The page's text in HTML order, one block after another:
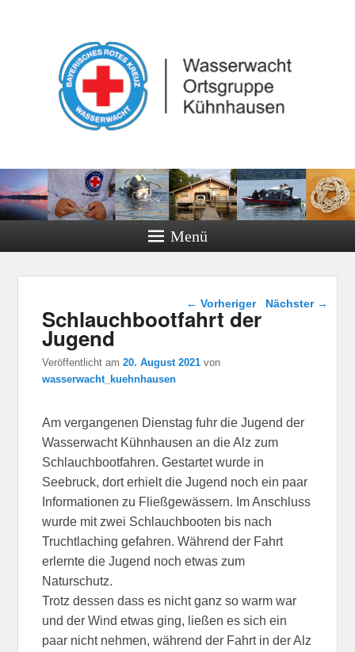
Menü
Beitragsnavigation
← Vorheriger Nächster →
Schlauchbootfahrt der
Jugend
Veröffentlicht am20. August 2021 von
wasserwacht_kuehnhausen
Am vergangenen Dienstag fuhr die Jugend der
Wasserwacht Kühnhausen an die Alz zum
Schlauchbootfahren. Gestartet wurde in
Seebruck, dort erhielt die Jugend noch ein paar
Informationen zu Fließgewässern. Im Anschluss
wurde mit zwei Schlauchbooten bis nach
Truchtlaching gefahren. Während der Fahrt
erlernte die Jugend noch etwas zum
Naturschutz.
Trotz dessen dass es nicht ganz so warm war
und der Wind etwas ging, ließen es sich ein
paar nicht nehmen, während der Fahrt in der Alz